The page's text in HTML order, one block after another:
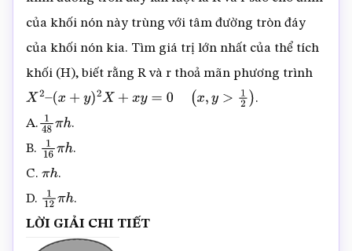
của khối nón này trùng với tâm đường tròn đáy
của khối nón kia. Tìm giá trị lớn nhất của thể tích
khối (H), biết rằng R và r thoả mãn phương trình
X2 x+ y 2X +xy = 0(x, y> 12
.
A. 148πh.
B. 116πh.
C. πh.
D. 112πh.
LỜI GIẢI CHI TIẾT